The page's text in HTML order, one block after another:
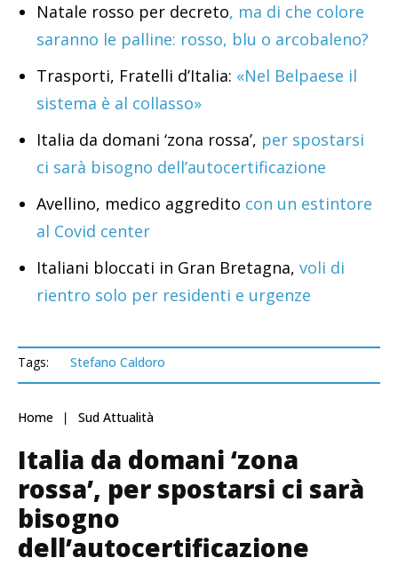
Natale rosso per decreto, ma di che colore
saranno le palline: rosso, blu o arcobaleno?
Trasporti, Fratelli d’Italia: «Nel Belpaese il
sistema è al collasso»
Italia da domani ‘zona rossa’, per spostarsi
ci sarà bisogno dell’autocertificazione
Avellino, medico aggredito con un estintore
al Covid center
Italiani bloccati in Gran Bretagna, voli di
rientro solo per residenti e urgenze
Tags: Stefano Caldoro
Home Sud Attualità
Italia da domani ‘zona
rossa’, per spostarsi ci sarà
bisogno
dell’autocertificazione